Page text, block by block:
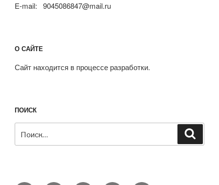
E-mail: 9045086847@mail.ru
О САЙТЕ
Сайт находится в процессе разработки.
ПОИСК